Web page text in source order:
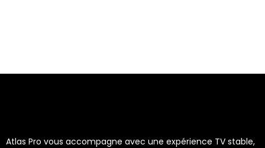
Atlas Pro vous accompagne avec une expérience TV stable,